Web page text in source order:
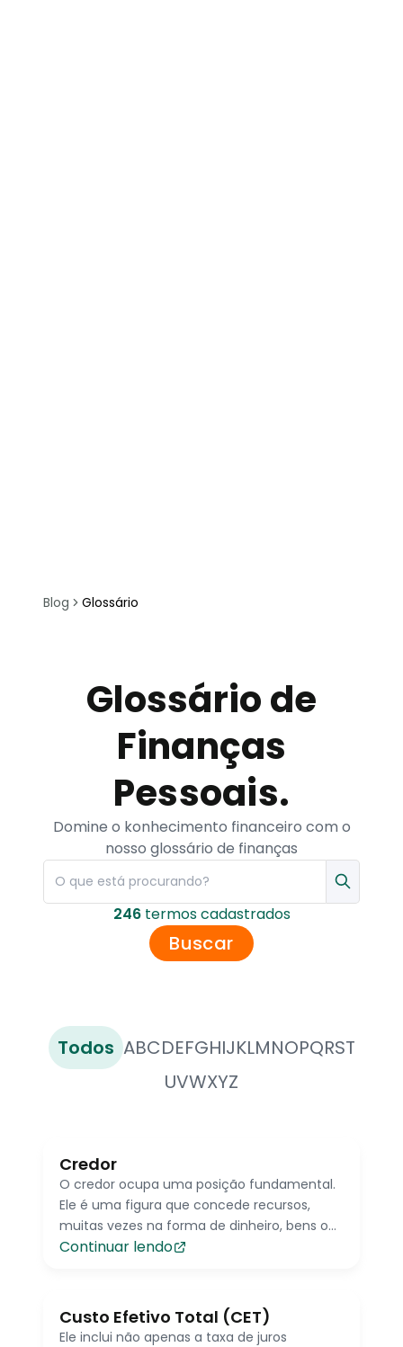
Blog Glossário
Glossário de
Finanças
Pessoais.
Domine o konhecimento financeiro com o
nosso glossário de finanças
246 termoscadastrados
Buscar
Todos ABCDEFGHIJKLMNOPQRST
UVWXYZ
Credor
O credor ocupa uma posição fundamental.
Ele é uma figura que concede recursos,
muitas vezes na forma de dinheiro, bens ou
serviços, a outra parte, conhecida como
Continuar lendo
Custo Efetivo Total (CET)
Ele inclui não apenas a taxa de juros